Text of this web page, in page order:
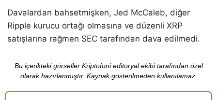
Davalardan bahsetmişken, Jed McCaleb, diğer
Ripple kurucu ortağı olmasına ve düzenli XRP
satışlarına rağmen SEC tarafından dava edilmedi.
Bu içerikteki görseller Kriptofoni editoryal ekibi tarafından özel
olarak hazırlanmıştır. Kaynak gösterilmeden kullanılamaz.